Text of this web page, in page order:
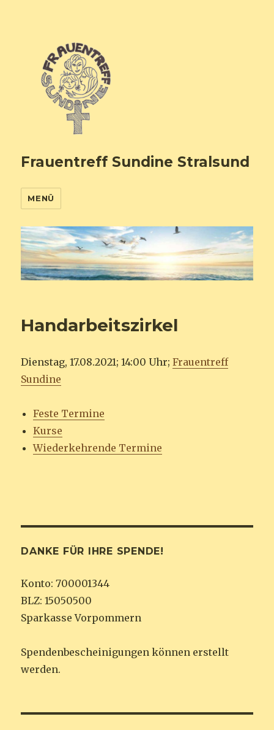
Frauentreff Sundine Stralsund
MENÜ
Handarbeitszirkel
Dienstag, 17.08.2021; 14:00 Uhr;Frauentreff
Sundine
Feste Termine
Kurse
Wiederkehrende Termine
DANKE FÜR IHRE SPENDE!
Konto: 700001344
BLZ: 15050500
Sparkasse Vorpommern
Spendenbescheinigungen können erstellt
werden.